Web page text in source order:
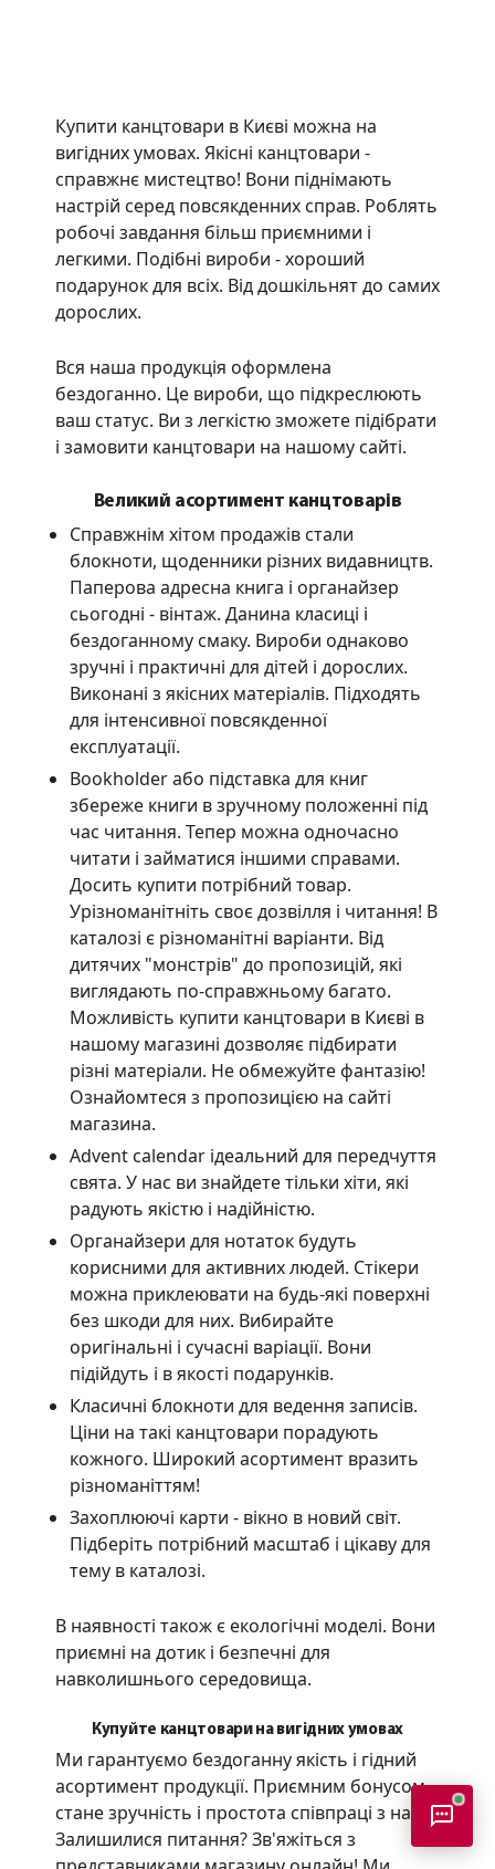
Купити канцтовари в Києві можна на
вигідних умовах. Якісні канцтовари -
справжнє мистецтво! Вони піднімають
настрій серед повсякденних справ. Роблять
робочі завдання більш приємними і
легкими. Подібні вироби - хороший
подарунок для всіх. Від дошкільнят до самих
дорослих.
Вся наша продукція оформлена
бездоганно. Це вироби, що підкреслюють
ваш статус. Ви з легкістю зможете підібрати
і замовити канцтовари на нашому сайті.
Великий асортимент канцтоварів
Справжнім хітом продажів стали
блокноти, щоденники різних видавництв.
Паперова адресна книга і органайзер
сьогодні - вінтаж. Данина класиці і
бездоганному смаку. Вироби однаково
зручні і практичні для дітей і дорослих.
Виконані з якісних матеріалів. Підходять
для інтенсивної повсякденної
експлуатації.
Bookholder або підставка для книг
збереже книги в зручному положенні під
час читання. Тепер можна одночасно
читати і займатися іншими справами.
Досить купити потрібний товар.
Урізноманітніть своє дозвілля і читання! В
каталозі є різноманітні варіанти. Від
дитячих "монстрів" до пропозицій, які
виглядають по-справжньому багато.
Можливість купити канцтовари в Києві в
нашому магазині дозволяє підбирати
різні матеріали. Не обмежуйте фантазію!
Ознайомтеся з пропозицією на сайті
магазина.
Advent calendar ідеальний для передчуття
свята. У нас ви знайдете тільки хіти, які
радують якістю і надійністю.
Органайзери для нотаток будуть
корисними для активних людей. Стікери
можна приклеювати на будь-які поверхні
без шкоди для них. Вибирайте
оригінальні і сучасні варіації. Вони
підійдуть і в якості подарунків.
Класичні блокноти для ведення записів.
Ціни на такі канцтовари порадують
кожного. Широкий асортимент вразить
різноманіттям!
Захоплюючі карти - вікно в новий світ.
Підберіть потрібний масштаб і цікаву для
тему в каталозі.
В наявності також є екологічні моделі. Вони
приємні на дотик і безпечні для
навколишнього середовища.
Купуйте канцтовари на вигідних умовах
Ми гарантуємо бездоганну якість і гідний
асортимент продукції. Приємним бонусом
стане зручність і простота співпраці з нами.
Залишилися питання? Зв'яжіться з